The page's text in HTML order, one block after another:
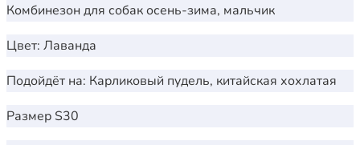
Комбинезон для собак осень-зима, мальчик
Цвет: Лаванда
Подойдёт на: Карликовый пудель, китайская хохлатая
Размер S30